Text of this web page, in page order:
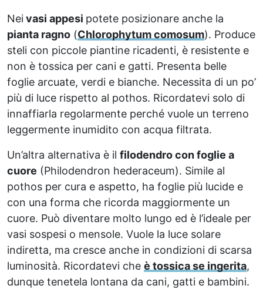
Neivasi appesi potete posizionare anche la
pianta ragno (Chlorophytum comosum). Produce
steli con piccole piantine ricadenti, è resistente e
non è tossica per cani e gatti. Presenta belle
foglie arcuate, verdi e bianche. Necessita di un po’
più di luce rispetto al pothos. Ricordatevi solo di
innaffiarla regolarmente perché vuole un terreno
leggermente inumidito con acqua filtrata.
Un’altra alternativa è il filodendro con foglie a
cuore (Philodendron hederaceum). Simile al
pothos per cura e aspetto, ha foglie più lucide e
con una forma che ricorda maggiormente un
cuore. Può diventare molto lungo ed è l’ideale per
vasi sospesi o mensole. Vuole la luce solare
indiretta, ma cresce anche in condizioni di scarsa
luminosità. Ricordatevi che è tossica se ingerita,
dunque tenetela lontana da cani, gatti e bambini.